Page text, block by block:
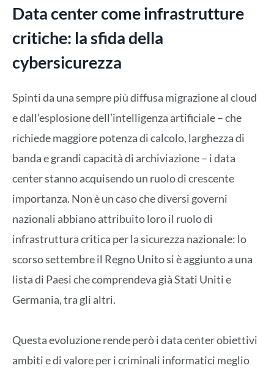
Data center come infrastrutture
critiche: la sfida della
cybersicurezza
Spinti da una sempre più diffusa migrazione al cloud
e dall’esplosione dell’intelligenza artificiale – che
richiede maggiore potenza di calcolo, larghezza di
banda e grandi capacità di archiviazione – i data
center stanno acquisendo un ruolo di crescente
importanza. Non è un caso che diversi governi
nazionali abbiano attribuito loro il ruolo di
infrastruttura critica per la sicurezza nazionale: lo
scorso settembre il Regno Unito si è aggiunto a una
lista di Paesi che comprendeva già Stati Uniti e
Germania, tra gli altri.
Questa evoluzione rende però i data center obiettivi
ambiti e di valore per i criminali informatici meglio